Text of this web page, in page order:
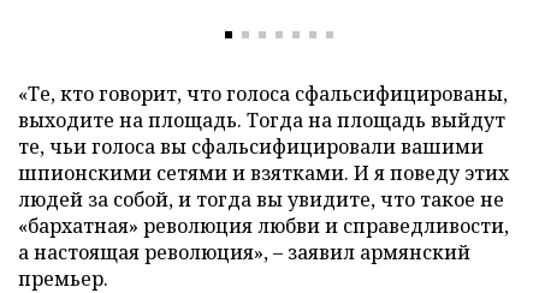
«Те, кто говорит, что голоса сфальсифицированы,
выходите на площадь. Тогда на площадь выйдут
те, чьи голоса вы сфальсифицировали вашими
шпионскими сетями и взятками. И я поведу этих
людей за собой, и тогда вы увидите, что такое не
«бархатная» революция любви и справедливости,
а настоящая революция», – заявил армянский
премьер.